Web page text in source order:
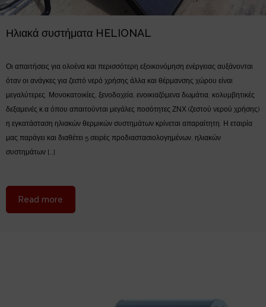
Ηλιακά συστήματα HELIONAL
Οι απαιτήσεις για ολοένα και περισσότερη εξοικονόμηση ενέργειας αυξάνονται
όταν οι ανάγκες για ζεστό νερό χρήσης άλλα και θέρμανσης χώρου είναι
μεγαλύτερες. Μονοκατοικίες, ξενοδοχεία, ενοικιαζόμενα δωμάτια, κολυμβητικές
δεξαμενές κ.α όπου απαιτούνται μεγάλες ποσότητες ΖΝΧ (ζεστού νερού χρήσης)
η εγκατάσταση ηλιακών θερμικών συστημάτων κρίνεται απαραίτητη. Η εταιρία
μας παράγει και διαθέτει 5 σειρές προδιαστασιολογημένων, ηλιακών
συστημάτων […]
Read more